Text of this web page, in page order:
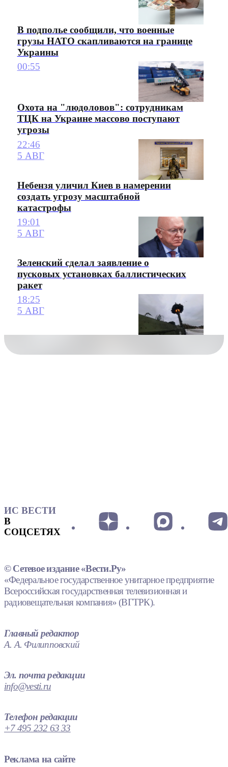
В подполье сообщили, что военные
грузы НАТО скапливаются на границе
Украины
00:55
Охота на "людоловов": сотрудникам
ТЦК на Украине массово поступают
угрозы
22:46
5 АВГ
Небензя уличил Киев в намерении
создать угрозу масштабной
катастрофы
19:01
5 АВГ
Зеленский сделал заявление о
пусковых установках баллистических
ракет
18:25
5 АВГ
ИС ВЕСТИ
В
СОЦСЕТЯХ
© Сетевое издание «Вести.Ру»
«Федеральное государственное унитарное предприятие
Всероссийская государственная телевизионная и
радиовещательная компания» (ВГТРК).
Главный редактор
А. А. Филипповский
Эл. почта редакции
info@vesti.ru
Телефон редакции
+7 495 232 63 33
Реклама на сайте